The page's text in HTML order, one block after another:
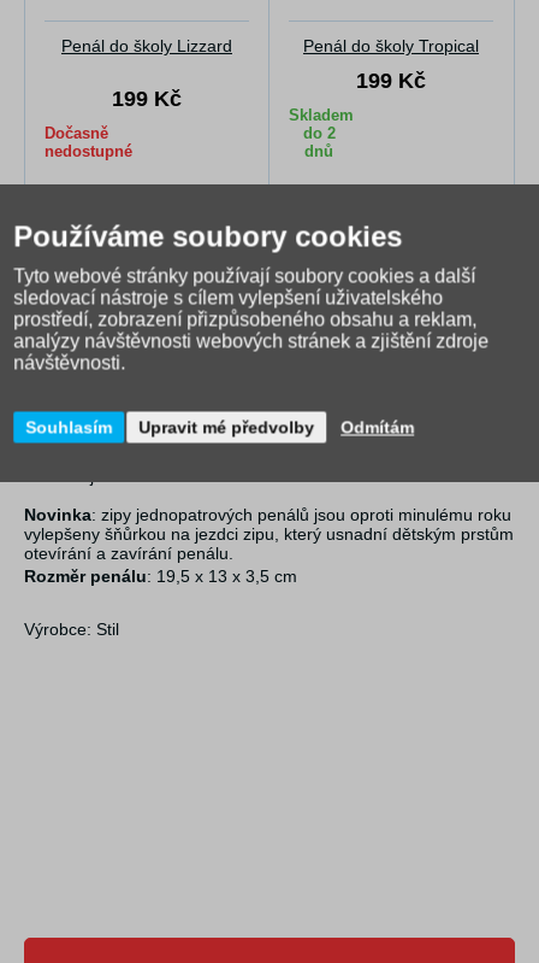
Penál do školy Lizzard
199 Kč
Dočasně
nedostupné
Penál do školy Tropical
199 Kč
Skladem
do 2
dnů
Popis produktu
Dotaz na prodejce
Hodnocení (1)
Jednopatrový penál obsahuje23 pevných gumičekrůzných
velikostí k pohodlnému uložení větších pastelek nebo psacího
pera, pravítka, ořezávátka a gumy.
uzavíratelná patentem.
Novinka: zipy jednopatrových penálů jsou oproti minulému roku
vylepšeny šňůrkou na jezdci zipu, který usnadní dětským prstům
otevírání a zavírání penálu.
Rozměr penálu: 19,5 x 13 x 3,5 cm
Výrobce: Stil
Používáme soubory cookies
Tyto webové stránky používají soubory cookies a další
sledovací nástroje s cílem vylepšení uživatelského
prostředí, zobrazení přizpůsobeného obsahu a reklam,
analýzy návštěvnosti webových stránek a zjištění zdroje
návštěvnosti.
Souhlasím Upravit mé předvolby Odmítám